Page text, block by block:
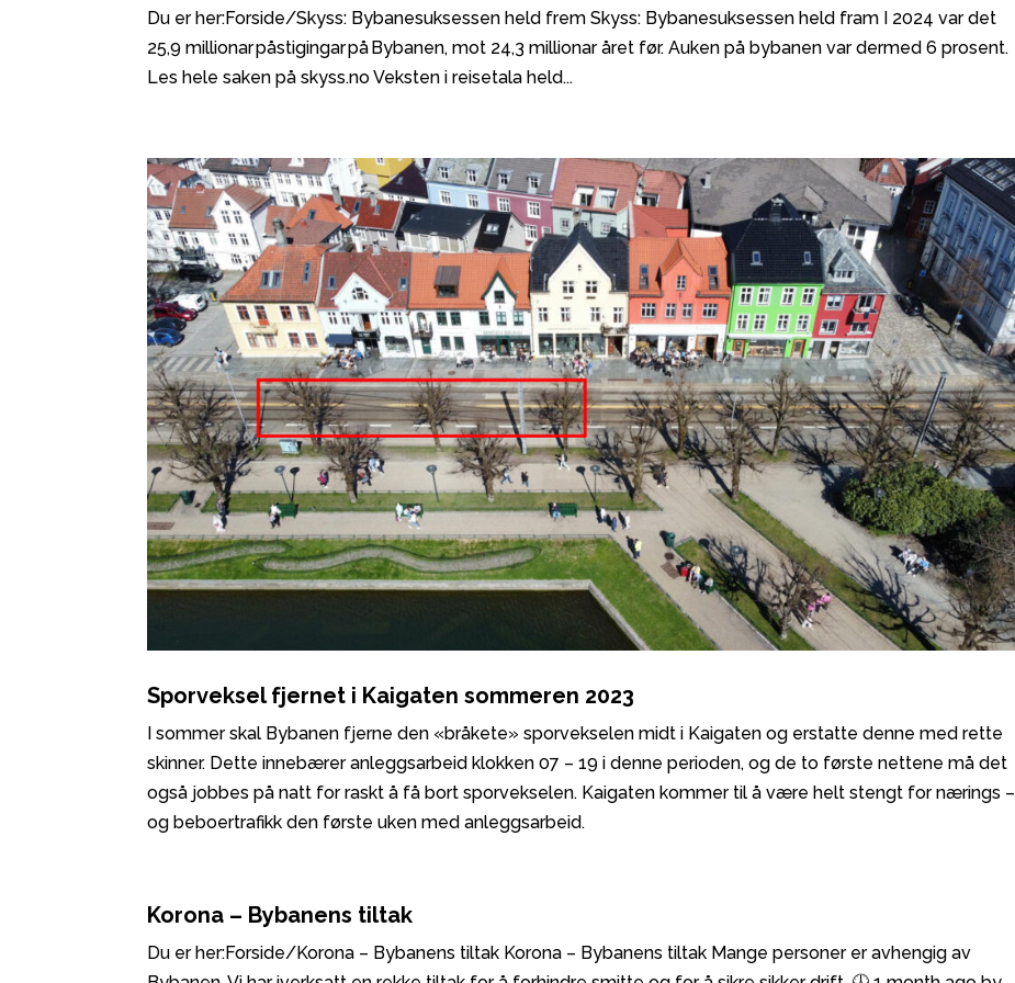
Du er her:Forside/Skyss: Bybanesuksessen held frem Skyss: Bybanesuksessen held fram I 2024 var det
25,9 millionar påstigingar på Bybanen, mot 24,3 millionar året før. Auken på bybanen var dermed 6 prosent.
Les hele saken på skyss.no Veksten i reisetala held...
Sporveksel fjernet i Kaigaten sommeren 2023
I sommer skal Bybanen fjerne den «bråkete» sporvekselen midt i Kaigaten og erstatte denne med rette
skinner. Dette innebærer anleggsarbeid klokken 07 – 19 i denne perioden, og de to første nettene må det
også jobbes på natt for raskt å få bort sporvekselen. Kaigaten kommer til å være helt stengt for nærings –
og beboertrafikk den første uken med anleggsarbeid.
Korona – Bybanens tiltak
Du er her:Forside/Korona – Bybanens tiltak Korona – Bybanens tiltak Mange personer er avhengig av